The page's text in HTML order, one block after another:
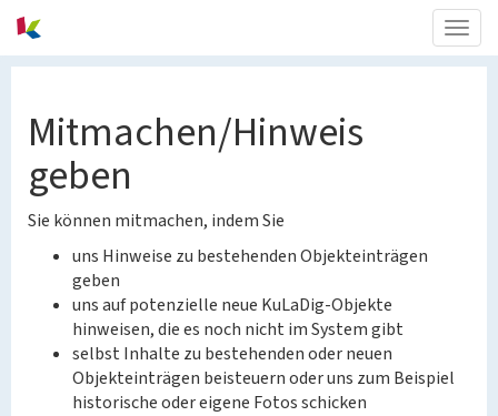
Mitmachen/Hinweis
geben
Sie können mitmachen, indem Sie
uns Hinweise zu bestehenden Objekteinträgen
geben
uns auf potenzielle neue KuLaDig-Objekte
hinweisen, die es noch nicht im System gibt
selbst Inhalte zu bestehenden oder neuen
Objekteinträgen beisteuern oder uns zum Beispiel
historische oder eigene Fotos schicken